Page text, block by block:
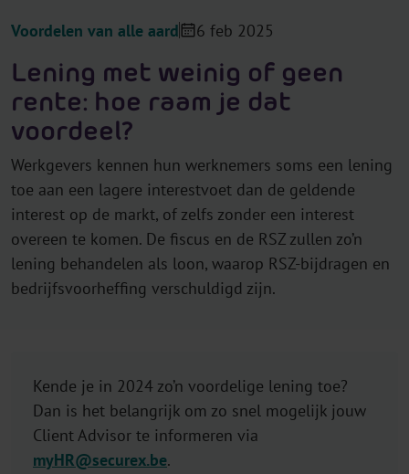
Voordelen van alle aard 6 feb 2025
Lening met weinig of geen
rente: hoe raam je dat
voordeel?
Werkgevers kennen hun werknemers soms een lening
toe aan een lagere interestvoet dan de geldende
interest op de markt, of zelfs zonder een interest
overeen te komen. De fiscus en de RSZ zullen zo’n
lening behandelen als loon, waarop RSZ-bijdragen en
bedrijfsvoorheffing verschuldigd zijn.
Kende je in 2024 zo’n voordelige lening toe?
Dan is het belangrijk om zo snel mogelijk jouw
Client Advisor te informeren via
myHR@securex.be.